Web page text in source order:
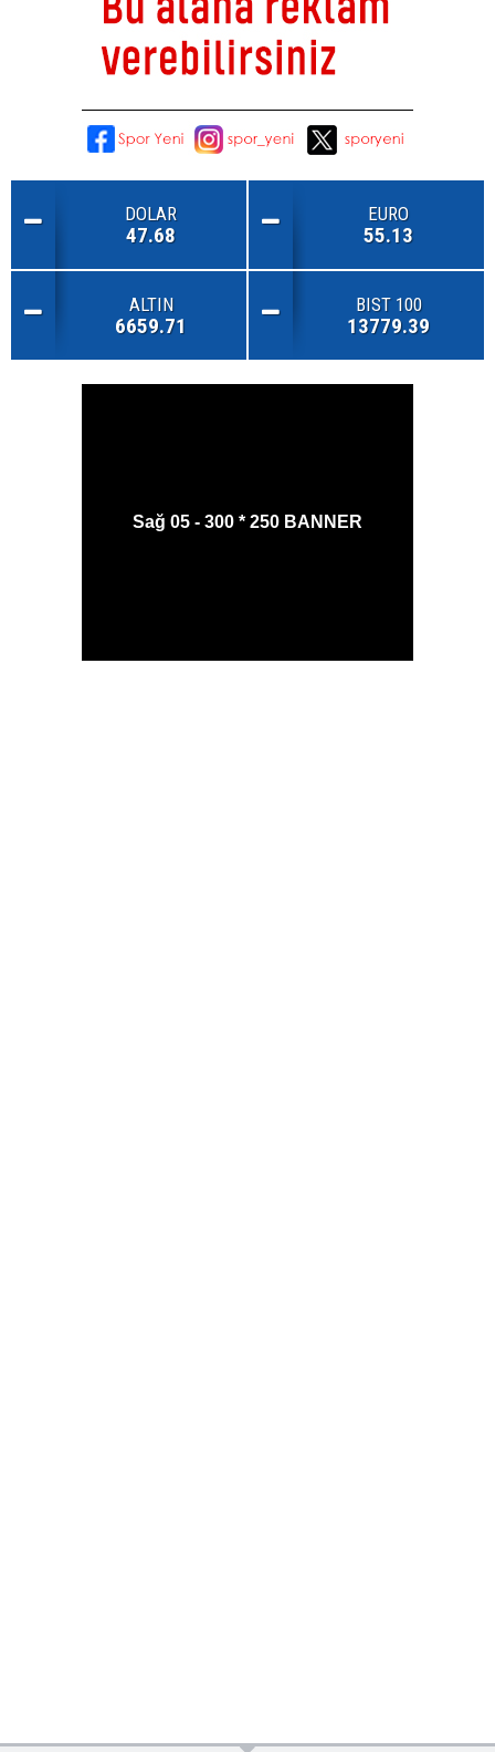
DOLAR
47.68
EURO
55.13
ALTIN
6659.71
BIST 100
13779.39
Sağ 05 - 300 * 250 BANNER